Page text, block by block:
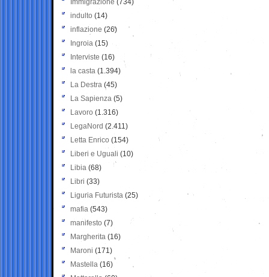
Immigrazione (734)
indulto (14)
inflazione (26)
Ingroia (15)
Interviste (16)
la casta (1.394)
La Destra (45)
La Sapienza (5)
Lavoro (1.316)
LegaNord (2.411)
Letta Enrico (154)
Liberi e Uguali (10)
Libia (68)
Libri (33)
Liguria Futurista (25)
mafia (543)
manifesto (7)
Margherita (16)
Maroni (171)
Mastella (16)